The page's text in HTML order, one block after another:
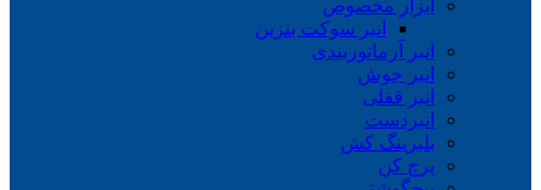
ابزار مخصوص
انبر سوکت بنزین
انبر آرماتوربندی
انبر جوش
انبر قفلی
انبردست
بلبرینگ کش
پرچ کن